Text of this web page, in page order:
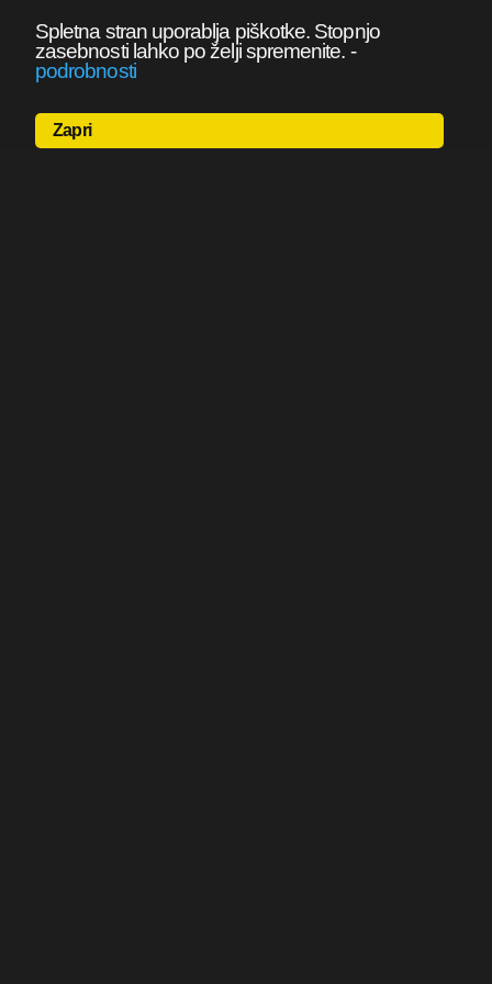
Spletna stran uporablja piškotke. Stopnjo
zasebnosti lahko po želji spremenite. -
podrobnosti
Zapri